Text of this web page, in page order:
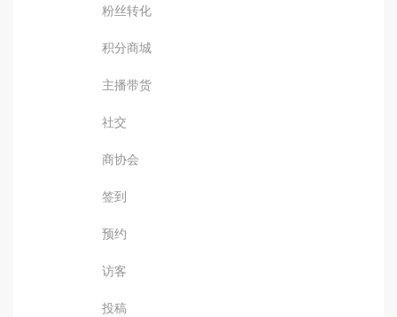
粉丝转化
积分商城
主播带货
社交
商协会
签到
预约
访客
投稿